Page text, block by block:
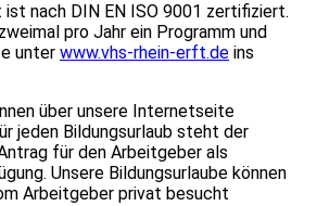
ist nach DIN EN ISO 9001 zertifiziert.
pro Jahr ein Programm und
unter www.vhs-rhein-erft.de ins
über unsere Internetseite
jeden Bildungsurlaub steht der
für den Arbeitgeber als
Unsere Bildungsurlaube können
Arbeitgeber privat besucht